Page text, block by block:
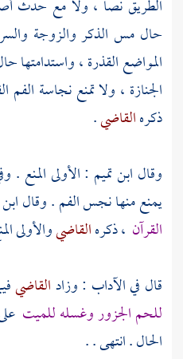
الطريق نصا ، ولا مع حدث
حال مس الذكر والزوجة
المواضع القذرة ،
الجنازة ، ولا تمنع نجاسة
ذكرهالقاضي.
وقال ابن تميم : الأولى المنع
يمنع منها نجس الفم . وقال
القرآن ، ذكرهالقاضيوالأولى
قال في الآداب : وزادالقاضي
للحم الجزور وغسله للميت
الحال . انتهى . .